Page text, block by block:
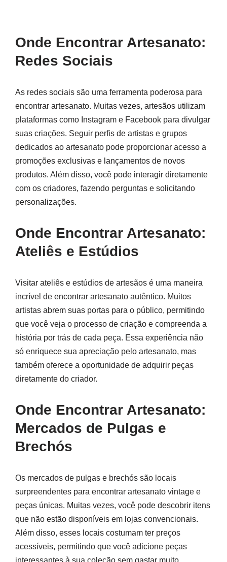
Onde Encontrar Artesanato:
Redes Sociais
As redes sociais são uma ferramenta poderosa para
encontrar artesanato. Muitas vezes, artesãos utilizam
plataformas como Instagram e Facebook para divulgar
suas criações. Seguir perfis de artistas e grupos
dedicados ao artesanato pode proporcionar acesso a
promoções exclusivas e lançamentos de novos
produtos. Além disso, você pode interagir diretamente
com os criadores, fazendo perguntas e solicitando
personalizações.
Onde Encontrar Artesanato:
Ateliês e Estúdios
Visitar ateliês e estúdios de artesãos é uma maneira
incrível de encontrar artesanato autêntico. Muitos
artistas abrem suas portas para o público, permitindo
que você veja o processo de criação e compreenda a
história por trás de cada peça. Essa experiência não
só enriquece sua apreciação pelo artesanato, mas
também oferece a oportunidade de adquirir peças
diretamente do criador.
Onde Encontrar Artesanato:
Mercados de Pulgas e
Brechós
Os mercados de pulgas e brechós são locais
surpreendentes para encontrar artesanato vintage e
peças únicas. Muitas vezes, você pode descobrir itens
que não estão disponíveis em lojas convencionais.
Além disso, esses locais costumam ter preços
acessíveis, permitindo que você adicione peças
interessantes à sua coleção sem gastar muito.